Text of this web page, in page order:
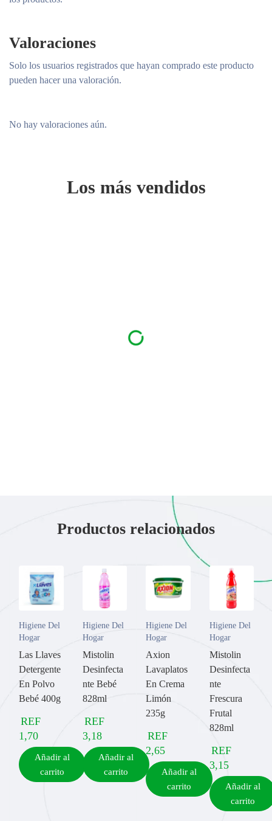
Valoraciones
No hay valoraciones aún.
Solo los usuarios registrados que hayan comprado este producto
pueden hacer una valoración.
Los más vendidos
Productos relacionados
Higiene Del
Hogar
Las Llaves
Detergente
En Polvo
Bebé 400g
REF
1,70
Añadir al
carrito
Higiene Del
Hogar
Mistolin
Desinfecta
nte Bebé
828ml
REF
3,18
Añadir al
carrito
Higiene Del
Hogar
Axion
Lavaplatos
En Crema
Limón
235g
REF
2,65
Añadir al
carrito
Higiene Del
Hogar
Mistolin
Desinfecta
nte
Frescura
Frutal
828ml
REF
3,15
Añadir al
carrito